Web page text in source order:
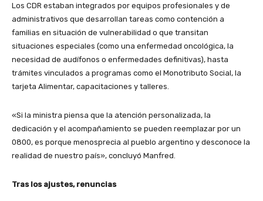
Los CDR estaban integrados por equipos profesionales y de
administrativos que desarrollan tareas como contención a
familias en situación de vulnerabilidad o que transitan
situaciones especiales (como una enfermedad oncológica, la
necesidad de audífonos o enfermedades definitivas), hasta
trámites vinculados a programas como el Monotributo Social, la
tarjeta Alimentar, capacitaciones y talleres.
«Si la ministra piensa que la atención personalizada, la
dedicación y el acompañamiento se pueden reemplazar por un
0800, es porque menosprecia al pueblo argentino y desconoce la
realidad de nuestro país», concluyó Manfred.
Tras los ajustes, renuncias